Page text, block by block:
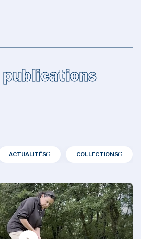
publications
ACTUALITÉS COLLECTIONS